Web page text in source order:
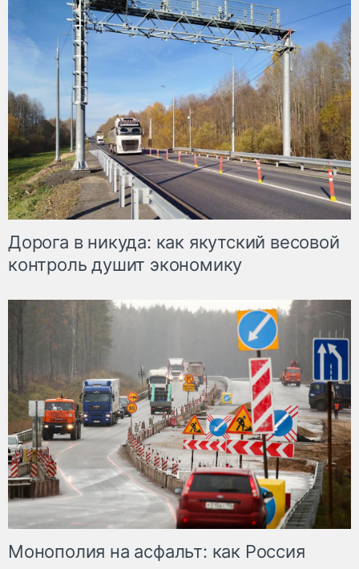
Дорога в никуда: как якутский весовой
контроль душит экономику
Монополия на асфальт: как Россия